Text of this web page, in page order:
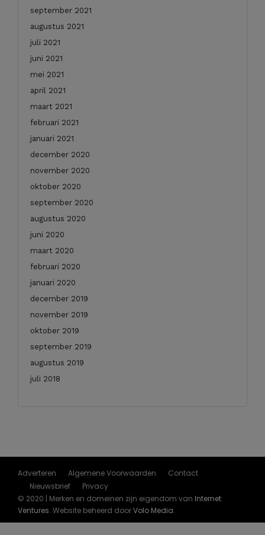
september 2021
augustus 2021
juli 2021
juni 2021
mei 2021
april 2021
maart 2021
februari 2021
januari 2021
december 2020
november 2020
oktober 2020
september 2020
augustus 2020
juni 2020
maart 2020
februari 2020
januari 2020
december 2019
november 2019
oktober 2019
september 2019
augustus 2019
juli 2018
Adverteren Algemene Voorwaarden
Contact
Nieuwsbrief
Privacy
© 2020 | Merken en domeinen zijn eigendom van Internet
Ventures. Website beheerd doorVolo Media.